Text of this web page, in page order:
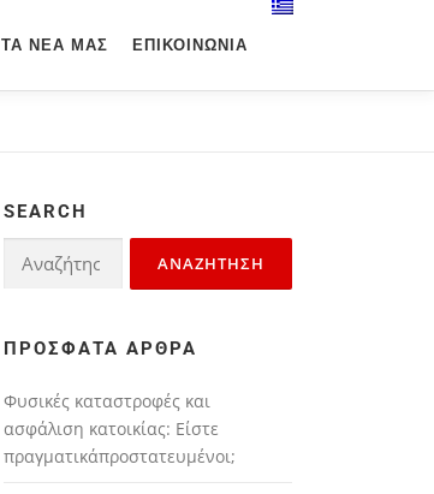
ΤΑ ΝΈΑ ΜΑΣ ΕΠΙΚΟΙΝΩΝΊΑ
SEARCH
ΠΡΌΣΦΑΤΑ ΆΡΘΡΑ
Φυσικές καταστροφές και
ασφάλιση κατοικίας: Είστε
πραγματικάπροστατευμένοι;